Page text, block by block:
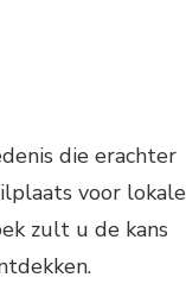
die erachter
voor lokale
zult u de kans